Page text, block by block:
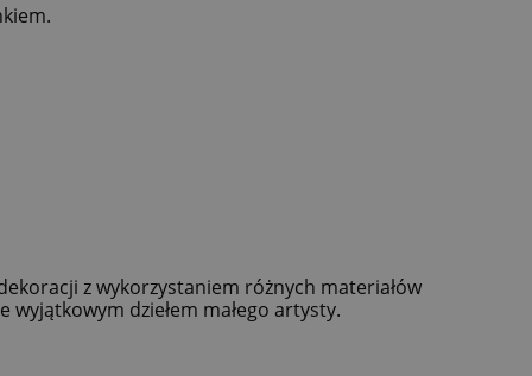
z wykorzystaniem różnych materiałów
dziełem małego artysty.